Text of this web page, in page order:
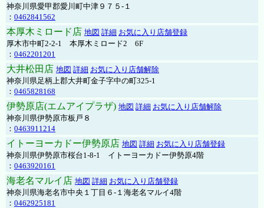
神奈川県愛甲郡愛川町中津９７５-１
： 0462841562
本厚木ミロード店 地図 詳細 お気に入り店舗登録
厚木市中町2-2-1 本厚木ミロード2 6F
： 0462201201
大井松田店 地図 詳細 お気に入り店舗解除
神奈川県足柄上郡大井町金子字中の町325-1
： 0465828168
伊勢原店(エムアイプラザ) 地図 詳細 お気に入り店舗解除
神奈川県伊勢原市板戸８
： 0463911214
イトーヨーカドー伊勢原店 地図 詳細 お気に入り店舗登録
神奈川県伊勢原市桜台1-8-1 イトーヨーカドー伊勢原4階
： 0463920161
海老名マルイ店 地図 詳細 お気に入り店舗登録
神奈川県海老名市中央１丁目６-１海老名マルイ4階
： 0462925181